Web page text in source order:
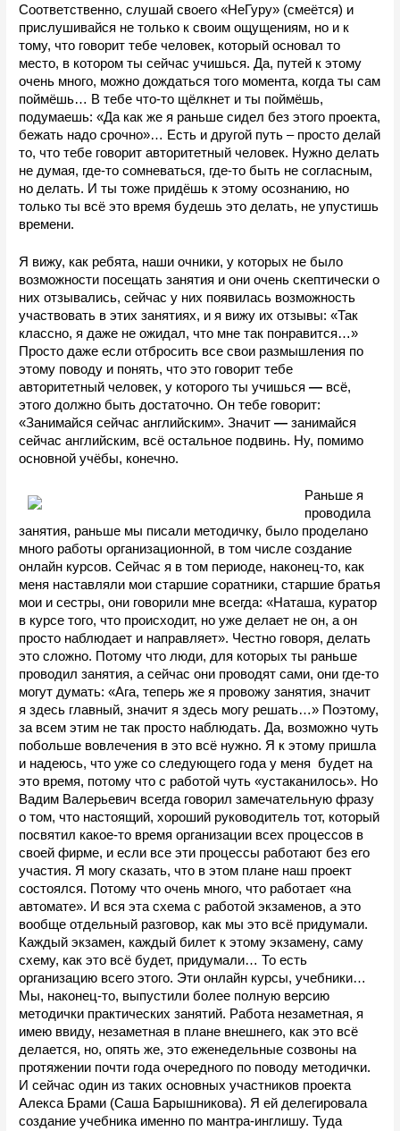
Соответственно, слушай своего «НеГуру» (смеётся) и
прислушивайся не только к своим ощущениям, но и к
тому, что говорит тебе человек, который основал то
место, в котором ты сейчас учишься. Да, путей к этому
очень много, можно дождаться того момента, когда ты сам
поймёшь… В тебе что-то щёлкнет и ты поймёшь,
подумаешь: «Да как же я раньше сидел без этого проекта,
бежать надо срочно»… Есть и другой путь – просто делай
то, что тебе говорит авторитетный человек. Нужно делать
не думая, где-то сомневаться, где-то быть не согласным,
но делать. И ты тоже придёшь к этому осознанию, но
только ты всё это время будешь это делать, не упустишь
времени.
Я вижу, как ребята, наши очники, у которых не было
возможности посещать занятия и они очень скептически о
них отзывались, сейчас у них появилась возможность
участвовать в этих занятиях, и я вижу их отзывы: «Так
классно, я даже не ожидал, что мне так понравится…»
Просто даже если отбросить все свои размышления по
этому поводу и понять, что это говорит тебе
авторитетный человек, у которого ты учишься — всё,
этого должно быть достаточно. Он тебе говорит:
«Занимайся сейчас английским». Значит — занимайся
сейчас английским, всё остальное подвинь. Ну, помимо
основной учёбы, конечно.
Раньше я
проводила
занятия, раньше мы писали методичку, было проделано
много работы организационной, в том числе создание
онлайн курсов. Сейчас я в том периоде, наконец-то, как
меня наставляли мои старшие соратники, старшие братья
мои и сестры, они говорили мне всегда: «Наташа, куратор
в курсе того, что происходит, но уже делает не он, а он
просто наблюдает и направляет». Честно говоря, делать
это сложно. Потому что люди, для которых ты раньше
проводил занятия, а сейчас они проводят сами, они где-то
могут думать: «Ага, теперь же я провожу занятия, значит
я здесь главный, значит я здесь могу решать…» Поэтому,
за всем этим не так просто наблюдать. Да, возможно чуть
побольше вовлечения в это всё нужно. Я к этому пришла
и надеюсь, что уже со следующего года у меня  будет на
это время, потому что с работой чуть «устаканилось». Но
Вадим Валерьевич всегда говорил замечательную фразу
о том, что настоящий, хороший руководитель тот, который
посвятил какое-то время организации всех процессов в
своей фирме, и если все эти процессы работают без его
участия. Я могу сказать, что в этом плане наш проект
состоялся. Потому что очень много, что работает «на
автомате». И вся эта схема с работой экзаменов, а это
вообще отдельный разговор, как мы это всё придумали.
Каждый экзамен, каждый билет к этому экзамену, саму
схему, как это всё будет, придумали… То есть
организацию всего этого. Эти онлайн курсы, учебники…
Мы, наконец-то, выпустили более полную версию
методички практических занятий. Работа незаметная, я
имею ввиду, незаметная в плане внешнего, как это всё
делается, но, опять же, это еженедельные созвоны на
протяжении почти года очередного по поводу методички.
И сейчас один из таких основных участников проекта
Алекса Брами (Саша Барышникова). Я ей делегировала
создание учебника именно по мантра-инглишу. Туда